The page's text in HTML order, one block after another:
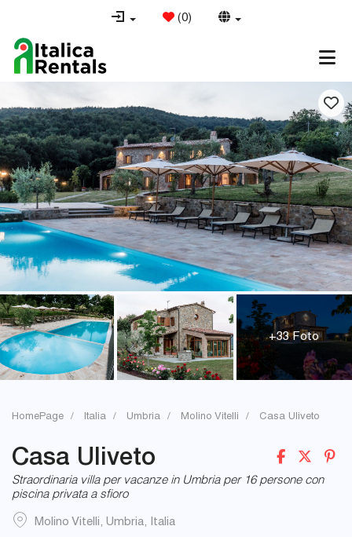
(0)
+33 Foto
HomePage Italia Umbria Molino Vitelli Casa Uliveto
Casa Uliveto
Straordinaria villa per vacanze in Umbria per 16 persone con
piscina privata a sfioro
Molino Vitelli, Umbria, Italia